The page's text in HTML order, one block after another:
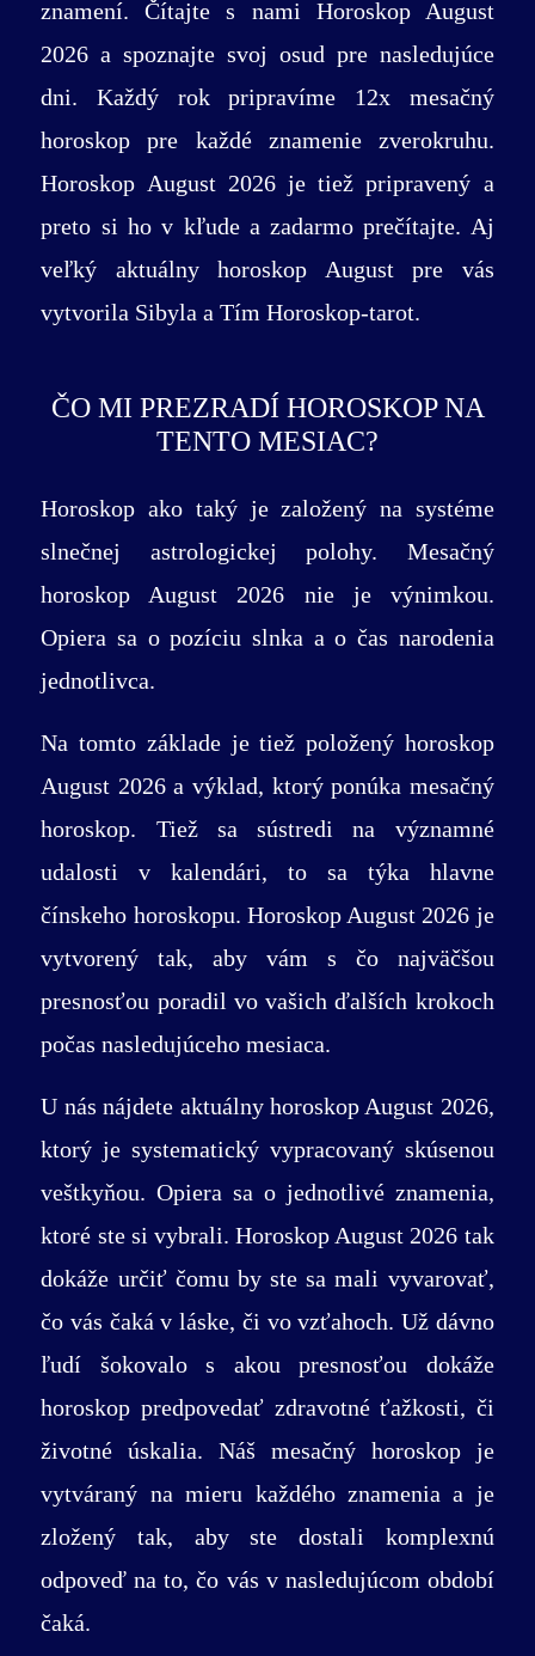
znamení. Čítajte s nami Horoskop August
2026 a spoznajte svoj osud pre nasledujúce
dni. Každý rok pripravíme 12x mesačný
horoskop pre každé znamenie zverokruhu.
Horoskop August 2026 je tiež pripravený a
preto si ho v kľude a zadarmo prečítajte. Aj
veľký aktuálny horoskop August pre vás
vytvorila Sibyla a Tím Horoskop-tarot.
ČO MI PREZRADÍ HOROSKOP NA
TENTO MESIAC?
Horoskop ako taký je založený na systéme
slnečnej astrologickej polohy. Mesačný
horoskop August 2026 nie je výnimkou.
Opiera sa o pozíciu slnka a o čas narodenia
jednotlivca.
Na tomto základe je tiež položený horoskop
August 2026 a výklad, ktorý ponúka mesačný
horoskop. Tiež sa sústredi na významné
udalosti v kalendári, to sa týka hlavne
čínskeho horoskopu. Horoskop August 2026 je
vytvorený tak, aby vám s čo najväčšou
presnosťou poradil vo vašich ďalších krokoch
počas nasledujúceho mesiaca.
U nás nájdete aktuálny horoskop August 2026,
ktorý je systematický vypracovaný skúsenou
veštkyňou. Opiera sa o jednotlivé znamenia,
ktoré ste si vybrali. Horoskop August 2026 tak
dokáže určiť čomu by ste sa mali vyvarovať,
čo vás čaká v láske, či vo vzťahoch. Už dávno
ľudí šokovalo s akou presnosťou dokáže
horoskop predpovedať zdravotné ťažkosti, či
životné úskalia. Náš mesačný horoskop je
vytváraný na mieru každého znamenia a je
zložený tak, aby ste dostali komplexnú
odpoveď na to, čo vás v nasledujúcom období
čaká.